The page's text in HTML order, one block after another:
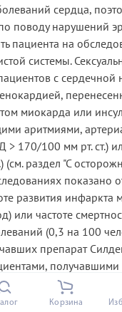
сердца,
поводу нарушений
пациента на
системы.
с сердечной
миокарда или
аритмиями,
> 170/100 мм рт. ст.)
(см. раздел "С
показано
развития инфаркта
или частоте
(0,3 на 100
препарат
получавшими
осложнения
Корзина